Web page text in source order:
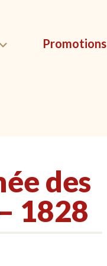
Promotions
des
1828